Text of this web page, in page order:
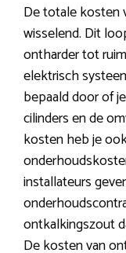
De totale kosten
wisselend. Dit
ontharder tot
elektrisch
bepaald door of
cilinders en de
kosten heb je
installateurs
ontkalkingszout
De kosten van